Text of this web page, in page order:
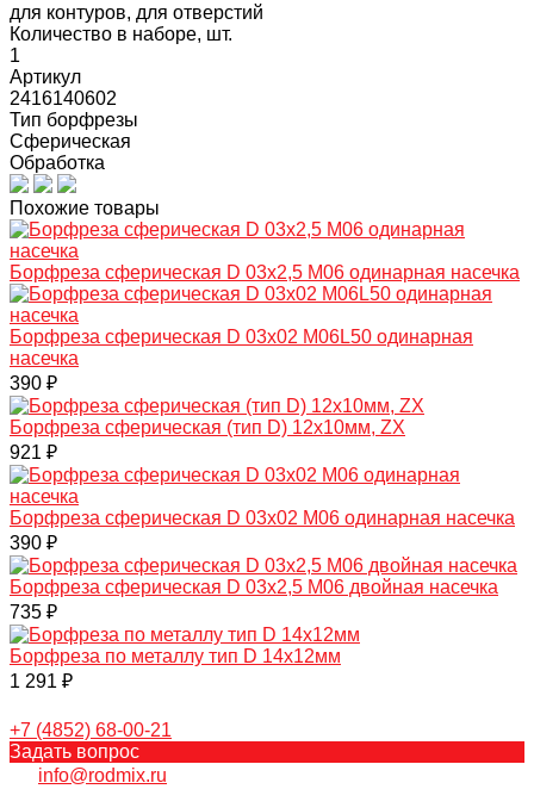
для контуров, для отверстий
Количество в наборе, шт.
1
Артикул
2416140602
Тип борфрезы
Сферическая
Обработка
Похожие товары
Борфреза сферическая D 03х2,5 M06 одинарная насечка
Борфреза сферическая D 03х02 M06L50 одинарная
насечка
390 ₽
Борфреза сферическая (тип D) 12х10мм, ZX
921 ₽
Борфреза сферическая D 03х02 M06 одинарная насечка
390 ₽
Борфреза сферическая D 03х2,5 M06 двойная насечка
735 ₽
Борфреза по металлу тип D 14х12мм
1 291 ₽
+7 (4852) 68-00-21
Задать вопрос
info@rodmix.ru